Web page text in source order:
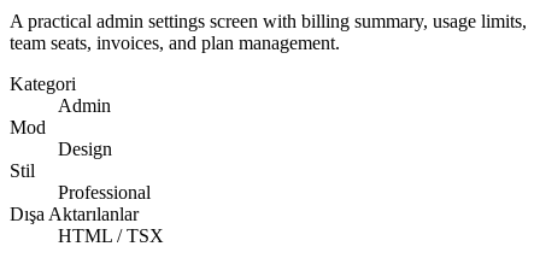
A practical admin settings screen with billing summary, usage limits,
team seats, invoices, and plan management.
Kategori
Admin
Mod
Design
Stil
Professional
Dışa Aktarılanlar
HTML / TSX